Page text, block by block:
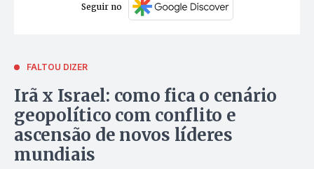
Seguir no
FALTOU DIZER
Irã x Israel: como fica o cenário
geopolítico com conflito e
ascensão de novos líderes
mundiais